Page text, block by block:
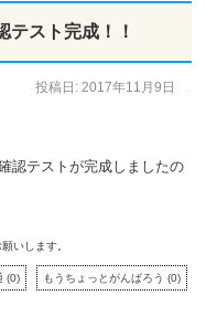
スト完成！！
投稿日: 2017年11月9日
認テストが完成しましたの
いします。
(0) もうちょっとがんばろう(0)